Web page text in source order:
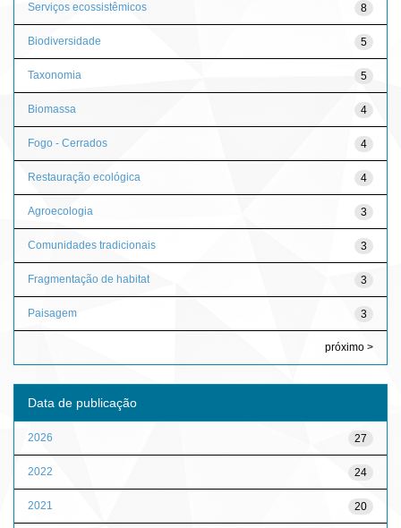
8
Serviços ecossistêmicos
5
Biodiversidade
5
Taxonomia
4
Biomassa
4
Fogo - Cerrados
4
Restauração ecológica
3
Agroecologia
3
Comunidades tradicionais
3
Fragmentação de habitat
3
Paisagem
próximo >
Data de publicação
27
2026
24
2022
20
2021